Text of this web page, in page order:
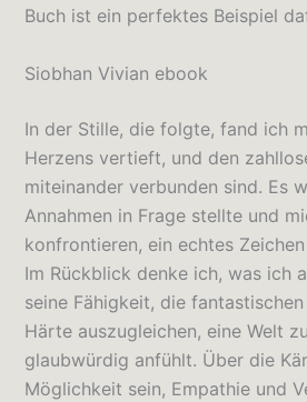
Buch ist ein perfektes Beispiel
Siobhan Vivian ebook
In der Stille, die folgte, fand ich
Herzens vertieft, und den
miteinander verbunden sind. Es
Annahmen in Frage stellte und
konfrontieren, ein echtes
Im Rückblick denke ich, was ich
seine Fähigkeit, die
Härte auszugleichen, eine Welt
glaubwürdig anfühlt. Über die
Möglichkeit sein, Empathie und